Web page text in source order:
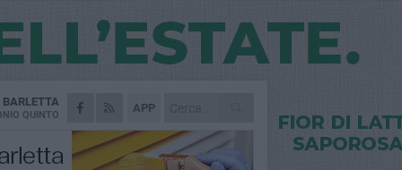
APP
BARLETTA
QUINTO